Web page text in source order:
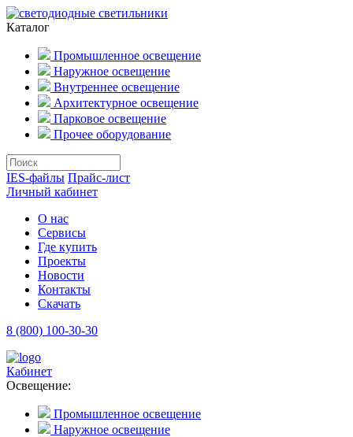
Каталог
Промышленное освещение
Наружное освещение
Внутреннее освещение
Архитектурное освещение
Парковое освещение
Прочее оборудование
IES-файлы Прайс-лист
Личный кабинет
О нас
Сервисы
Где купить
Проекты
Новости
Контакты
Скачать
8 (800) 100-30-30
Кабинет
Освещение:
Промышленное освещение
Наружное освещение